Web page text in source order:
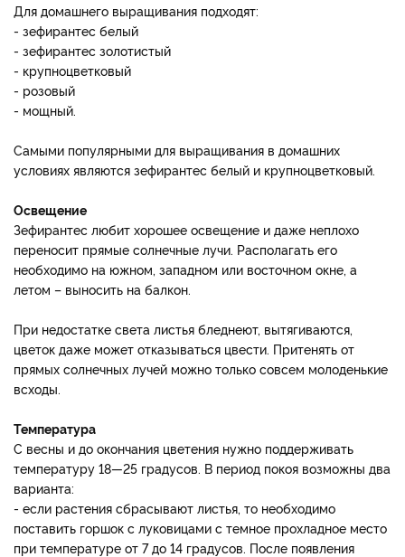
Для домашнего выращивания подходят:
- зефирантес белый
- зефирантес золотистый
- крупноцветковый
- розовый
- мощный.
Самыми популярными для выращивания в домашних
условиях являются зефирантес белый и крупноцветковый.
Освещение
Зефирантес любит хорошее освещение и даже неплохо
переносит прямые солнечные лучи. Располагать его
необходимо на южном, западном или восточном окне, а
летом – выносить на балкон.
При недостатке света листья бледнеют, вытягиваются,
цветок даже может отказываться цвести. Притенять от
прямых солнечных лучей можно только совсем молоденькие
всходы.
Температура
С весны и до окончания цветения нужно поддерживать
температуру 18—25 градусов. В период покоя возможны два
варианта:
- если растения сбрасывают листья, то необходимо
поставить горшок с луковицами с темное прохладное место
при температуре от 7 до 14 градусов. После появления